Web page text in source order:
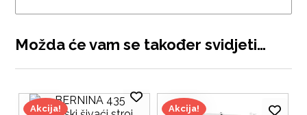
Možda će vam se također svidjeti…
Akcija! Akcija!